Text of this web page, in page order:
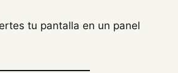
tu pantalla en un panel